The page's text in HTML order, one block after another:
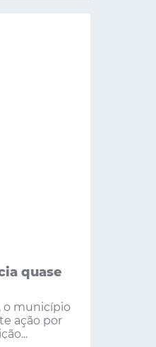
quase
o município
ação por